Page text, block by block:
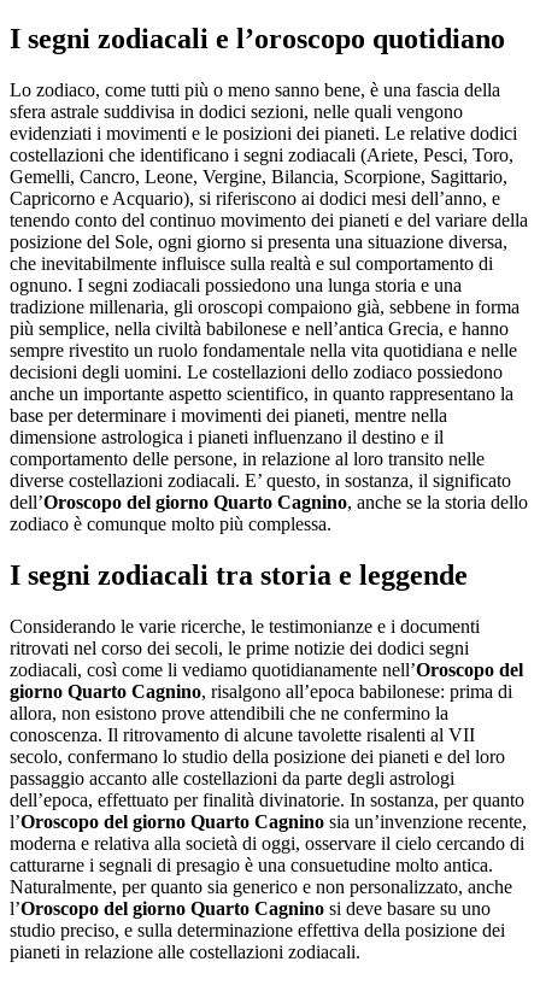
I segni zodiacali e l’oroscopo quotidiano
Lo zodiaco, come tutti più o meno sanno bene, è una fascia della
sfera astrale suddivisa in dodici sezioni, nelle quali vengono
evidenziati i movimenti e le posizioni dei pianeti. Le relative dodici
costellazioni che identificano i segni zodiacali (Ariete, Pesci, Toro,
Gemelli, Cancro, Leone, Vergine, Bilancia, Scorpione, Sagittario,
Capricorno e Acquario), si riferiscono ai dodici mesi dell’anno, e
tenendo conto del continuo movimento dei pianeti e del variare della
posizione del Sole, ogni giorno si presenta una situazione diversa,
che inevitabilmente influisce sulla realtà e sul comportamento di
ognuno. I segni zodiacali possiedono una lunga storia e una
tradizione millenaria, gli oroscopi compaiono già, sebbene in forma
più semplice, nella civiltà babilonese e nell’antica Grecia, e hanno
sempre rivestito un ruolo fondamentale nella vita quotidiana e nelle
decisioni degli uomini. Le costellazioni dello zodiaco possiedono
anche un importante aspetto scientifico, in quanto rappresentano la
base per determinare i movimenti dei pianeti, mentre nella
dimensione astrologica i pianeti influenzano il destino e il
comportamento delle persone, in relazione al loro transito nelle
diverse costellazioni zodiacali. E’ questo, in sostanza, il significato
dell’Oroscopo del giorno Quarto Cagnino, anche se la storia dello
zodiaco è comunque molto più complessa.
I segni zodiacali tra storia e leggende
Considerando le varie ricerche, le testimonianze e i documenti
ritrovati nel corso dei secoli, le prime notizie dei dodici segni
zodiacali, così come li vediamo quotidianamente nell’Oroscopo del
giorno Quarto Cagnino, risalgono all’epoca babilonese: prima di
allora, non esistono prove attendibili che ne confermino la
conoscenza. Il ritrovamento di alcune tavolette risalenti al VII
secolo, confermano lo studio della posizione dei pianeti e del loro
passaggio accanto alle costellazioni da parte degli astrologi
dell’epoca, effettuato per finalità divinatorie. In sostanza, per quanto
l’Oroscopo del giorno Quarto Cagnino sia un’invenzione recente,
moderna e relativa alla società di oggi, osservare il cielo cercando di
catturarne i segnali di presagio è una consuetudine molto antica.
Naturalmente, per quanto sia generico e non personalizzato, anche
l’Oroscopo del giorno Quarto Cagnino si deve basare su uno
studio preciso, e sulla determinazione effettiva della posizione dei
pianeti in relazione alle costellazioni zodiacali.